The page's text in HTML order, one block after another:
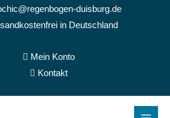
duisburg.de
in Deutschland
Mein Konto
Kontakt
Main